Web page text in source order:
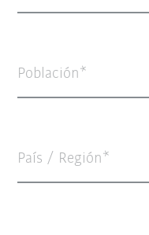
Población
País / Región*